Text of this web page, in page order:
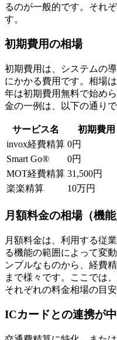
るのが一般的です。それ
す。
初期費用の相場
初期費用は、システムの
にかかる費用です。相場
年は初期費用無料で始め
金の一例は、以下の通りで
サービス名
初期費用
invox経費精算 0円
Smart Go®
0円
MOT経費精算 31,500円
楽楽精算
10万円
月額料金の相場（機能
月額料金は、利用する従
る機能の範囲によって変
ンプルなものから、経費
まで様々です。ここでは
それぞれの料金相場の目
ICカードとの連携が